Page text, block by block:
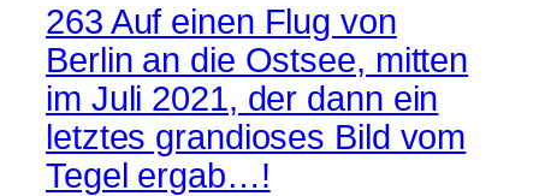
263 Auf einen Flug von
Berlin an die Ostsee, mitten
im Juli 2021, der dann ein
letztes grandioses Bild vom
Tegel ergab…!